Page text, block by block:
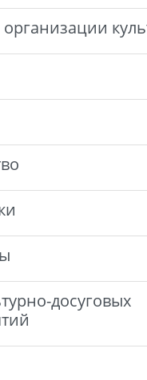
организации
досуговых